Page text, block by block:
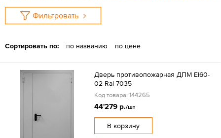
Фильтровать
Сортировать по: по названию по цене
Дверь противопожарная ДПМ EI60-
02 Ral 7035
Код товара: 144265
44'279 р./шт
В корзину